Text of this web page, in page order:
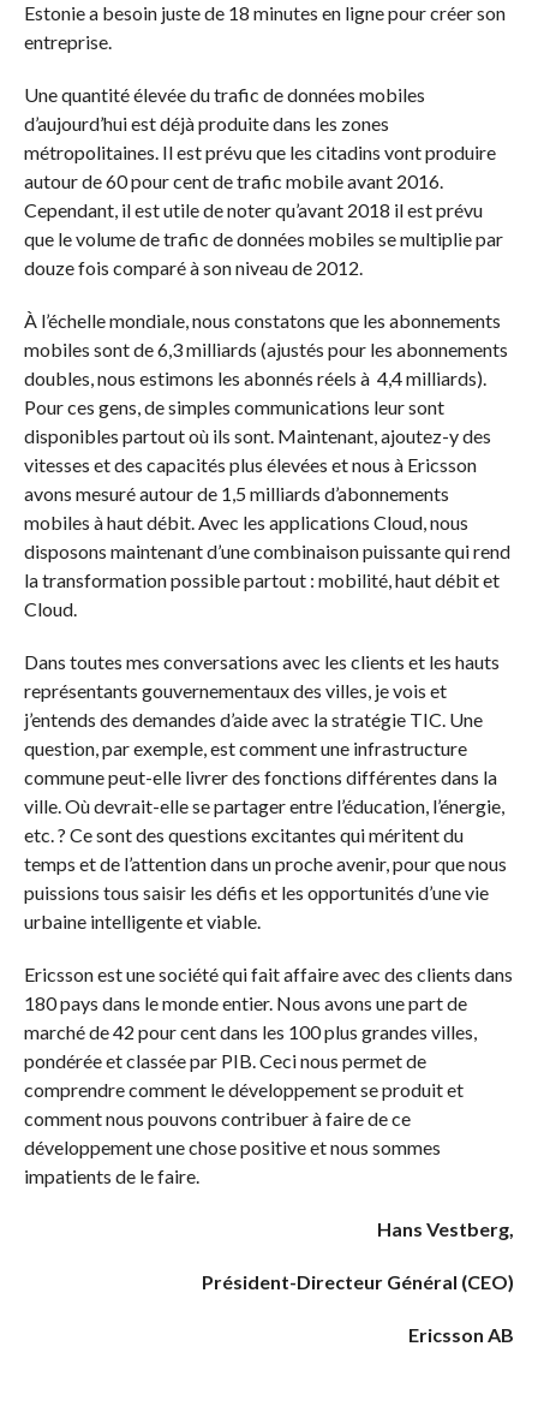
Estonie a besoin juste de 18 minutes en ligne pour créer son
entreprise.
Une quantité élevée du trafic de données mobiles
d’aujourd’hui est déjà produite dans les zones
métropolitaines. Il est prévu que les citadins vont produire
autour de 60 pour cent de trafic mobile avant 2016.
Cependant, il est utile de noter qu’avant 2018 il est prévu
que le volume de trafic de données mobiles se multiplie par
douze fois comparé à son niveau de 2012.
À l’échelle mondiale, nous constatons que les abonnements
mobiles sont de 6,3 milliards (ajustés pour les abonnements
doubles, nous estimons les abonnés réels à 4,4 milliards).
Pour ces gens, de simples communications leur sont
disponibles partout où ils sont. Maintenant, ajoutez-y des
vitesses et des capacités plus élevées et nous à Ericsson
avons mesuré autour de 1,5 milliards d’abonnements
mobiles à haut débit. Avec les applications Cloud, nous
disposons maintenant d’une combinaison puissante qui rend
la transformation possible partout : mobilité, haut débit et
Cloud.
Dans toutes mes conversations avec les clients et les hauts
représentants gouvernementaux des villes, je vois et
j’entends des demandes d’aide avec la stratégie TIC. Une
question, par exemple, est comment une infrastructure
commune peut-elle livrer des fonctions différentes dans la
ville. Où devrait-elle se partager entre l’éducation, l’énergie,
etc. ? Ce sont des questions excitantes qui méritent du
temps et de l’attention dans un proche avenir, pour que nous
puissions tous saisir les défis et les opportunités d’une vie
urbaine intelligente et viable.
Ericsson est une société qui fait affaire avec des clients dans
180 pays dans le monde entier. Nous avons une part de
marché de 42 pour cent dans les 100 plus grandes villes,
pondérée et classée par PIB. Ceci nous permet de
comprendre comment le développement se produit et
comment nous pouvons contribuer à faire de ce
développement une chose positive et nous sommes
impatients de le faire.
Hans Vestberg,
Président-Directeur Général (CEO)
Ericsson AB